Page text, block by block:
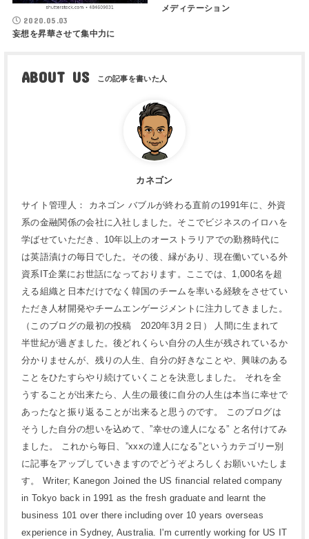
2020.05.03
妄想を昇華させて集中力に
メディテーション
ABOUT US
カネゴン
サイト管理人： カネゴン バブルが終わる直前の1991年に、外資
系の金融関係の会社に入社しました。そこでビジネスのイロハを
学ばせていただき、10年以上のオーストラリアでの勤務時代に
は英語漬けの毎日でした。その後、縁があり、現在働いている外
資系IT企業にお世話になっております。ここでは、1,000名を超
える組織と日本だけでなく韓国のチームを率いる経験をさせてい
ただき人材開発やチームエンゲージメントに注力してきました。
（このブログの最初の投稿 2020年3月２日） 人間に生まれて
半世紀が過ぎました。後どれくらい自分の人生が残されているか
分かりませんが、残りの人生、自分の好きなことや、興味のある
ことをひたすらやり続けていくことを決意しました。 それを全
うすることが出来たら、人生の最後に自分の人生は本当に幸せで
あったなと振り返ることが出来ると思うのです。 このブログは
そうした自分の想いを込めて、”幸せの達人になる” と名付けてみ
ました。 これから毎日、”xxxの達人になる”というカテゴリー別
に記事をアップしていきますのでどうぞよろしくお願いいたしま
す。 Writer; Kanegon Joined the US financial related company
in Tokyo back in 1991 as the fresh graduate and learnt the
business 101 over there including over 10 years overseas
experience in Sydney, Australia. I'm currently working for US IT